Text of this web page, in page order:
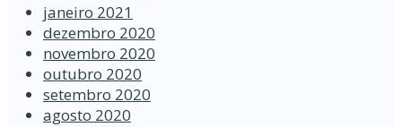
janeiro 2021
dezembro 2020
novembro 2020
outubro 2020
setembro 2020
agosto 2020